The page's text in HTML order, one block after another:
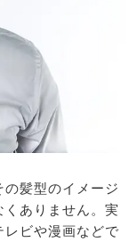
髪型のイメージ
ありません。実
ビや漫画などで